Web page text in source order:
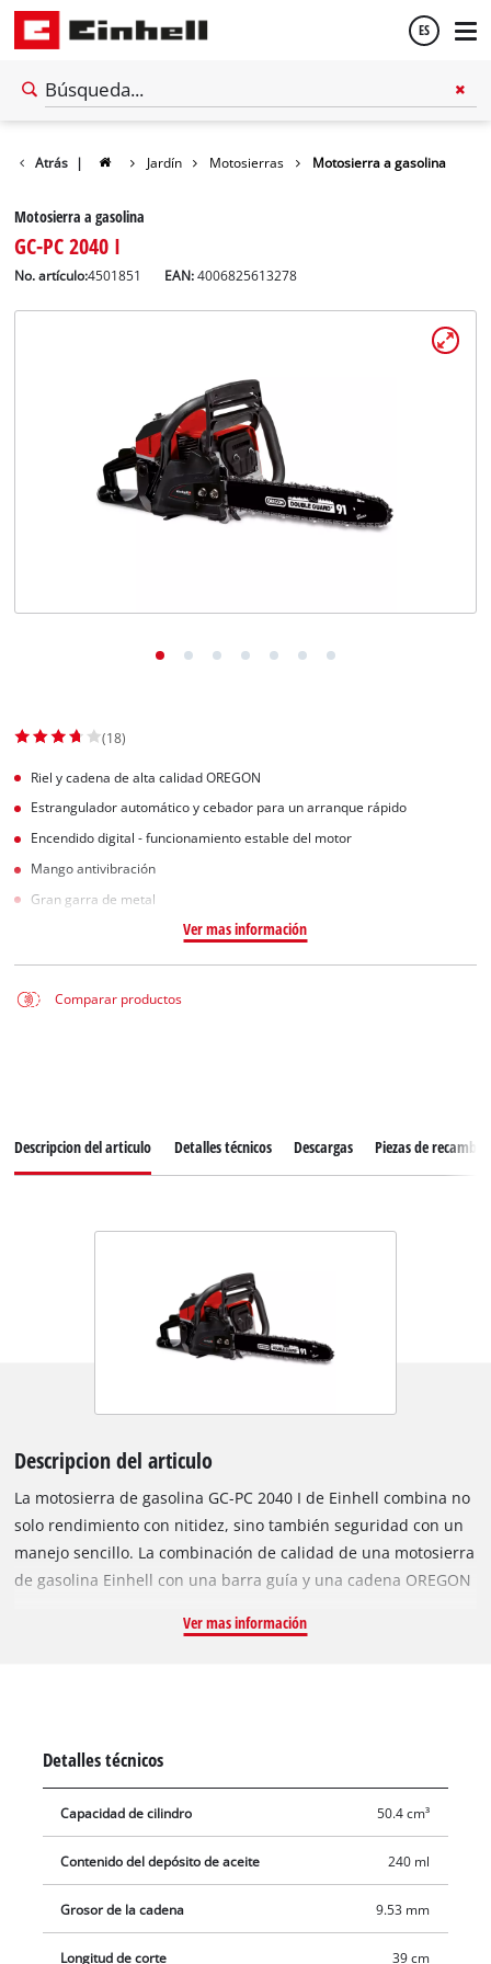
ES
Atrás | Jardín Motosierras Motosierra a gasolina
Motosierra a gasolina
GC-PC 2040 I
No. artículo:4501851 EAN:4006825613278
(18)
Riel y cadena de alta calidad OREGON
Estrangulador automático y cebador para un arranque rápido
Encendido digital - funcionamiento estable del motor
Mango antivibración
Gran garra de metal
Ver mas información
Comparar productos
Descripcion del articulo Detalles técnicos Descargas Piezas de recambio
Descripcion del articulo
La motosierra de gasolina GC-PC 2040 I de Einhell combina no
solo rendimiento con nitidez, sino también seguridad con un
manejo sencillo. La combinación de calidad de una motosierra
de gasolina Einhell con una barra guía y una cadena OREGON
jardinero aficionado. Esta motosierra de gasolina es un
la resistencia más obstinada. Desde ramas hasta madera de
gasolina no pueda cortar a la medida. Gracias a una serie de
funciones de soporte técnico, la motosierra de gasolina
Einhell es segura y fácil de usar. La función antivibración
reduce el estrés y la fatiga del cuerpo. El cebador y el
estrangulador automático eliminan los problemas de
Ver mas información
Detalles técnicos
Capacidad de cilindro 50.4 cm³
Contenido del depósito de aceite 240 ml
Grosor de la cadena 9.53 mm
Longitud de corte 39 cm